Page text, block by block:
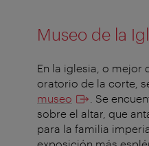
Museo de la
En la iglesia, o mejor
oratorio de la corte,
museo
. Se
sobre el altar, que
para la familia